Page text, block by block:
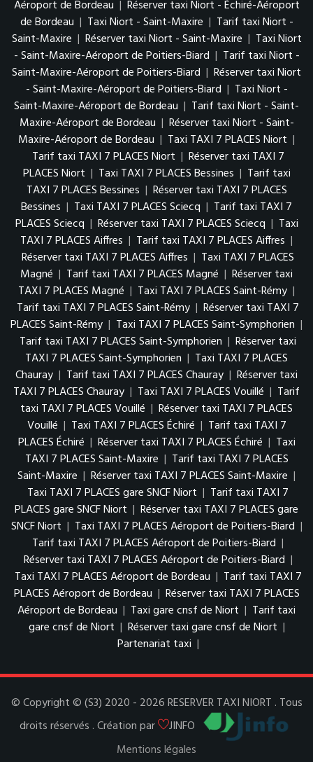
Aéroport de Bordeau | Réserver taxi Niort - Échiré-Aéroport
de Bordeau | Taxi Niort - Saint-Maxire | Tarif taxi Niort -
Saint-Maxire | Réserver taxi Niort - Saint-Maxire | Taxi Niort
- Saint-Maxire-Aéroport de Poitiers-Biard | Tarif taxi Niort -
Saint-Maxire-Aéroport de Poitiers-Biard | Réserver taxi Niort
- Saint-Maxire-Aéroport de Poitiers-Biard | Taxi Niort -
Saint-Maxire-Aéroport de Bordeau | Tarif taxi Niort - Saint-
Maxire-Aéroport de Bordeau | Réserver taxi Niort - Saint-
Maxire-Aéroport de Bordeau | Taxi TAXI 7 PLACES Niort |
Tarif taxi TAXI 7 PLACES Niort | Réserver taxi TAXI 7
PLACES Niort | Taxi TAXI 7 PLACES Bessines | Tarif taxi
TAXI 7 PLACES Bessines | Réserver taxi TAXI 7 PLACES
Bessines | Taxi TAXI 7 PLACES Sciecq | Tarif taxi TAXI 7
PLACES Sciecq | Réserver taxi TAXI 7 PLACES Sciecq | Taxi
TAXI 7 PLACES Aiffres | Tarif taxi TAXI 7 PLACES Aiffres |
Réserver taxi TAXI 7 PLACES Aiffres | Taxi TAXI 7 PLACES
Magné | Tarif taxi TAXI 7 PLACES Magné | Réserver taxi
TAXI 7 PLACES Magné | Taxi TAXI 7 PLACES Saint-Rémy |
Tarif taxi TAXI 7 PLACES Saint-Rémy | Réserver taxi TAXI 7
PLACES Saint-Rémy | Taxi TAXI 7 PLACES Saint-Symphorien |
Tarif taxi TAXI 7 PLACES Saint-Symphorien | Réserver taxi
TAXI 7 PLACES Saint-Symphorien | Taxi TAXI 7 PLACES
Chauray | Tarif taxi TAXI 7 PLACES Chauray | Réserver taxi
TAXI 7 PLACES Chauray | Taxi TAXI 7 PLACES Vouillé | Tarif
taxi TAXI 7 PLACES Vouillé | Réserver taxi TAXI 7 PLACES
Vouillé | Taxi TAXI 7 PLACES Échiré | Tarif taxi TAXI 7
PLACES Échiré | Réserver taxi TAXI 7 PLACES Échiré | Taxi
TAXI 7 PLACES Saint-Maxire | Tarif taxi TAXI 7 PLACES
Saint-Maxire | Réserver taxi TAXI 7 PLACES Saint-Maxire |
Taxi TAXI 7 PLACES gare SNCF Niort | Tarif taxi TAXI 7
PLACES gare SNCF Niort | Réserver taxi TAXI 7 PLACES gare
SNCF Niort | Taxi TAXI 7 PLACES Aéroport de Poitiers-Biard |
Tarif taxi TAXI 7 PLACES Aéroport de Poitiers-Biard |
Réserver taxi TAXI 7 PLACES Aéroport de Poitiers-Biard |
Taxi TAXI 7 PLACES Aéroport de Bordeau | Tarif taxi TAXI 7
PLACES Aéroport de Bordeau | Réserver taxi TAXI 7 PLACES
Aéroport de Bordeau | Taxi gare cnsf de Niort | Tarif taxi
gare cnsf de Niort | Réserver taxi gare cnsf de Niort |
Partenariat taxi |
© Copyright © (S3) 2020 - 2026 RESERVER TAXI NIORT . Tous
droits réservés . Création par
JINFO
Mentions légales